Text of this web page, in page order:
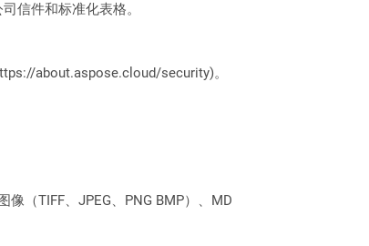
信件和标准化表格。
about.aspose.cloud/security)。
（TIFF、JPEG、PNG BMP）、MD